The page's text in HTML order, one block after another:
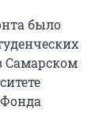
было
Самарском
Фонда